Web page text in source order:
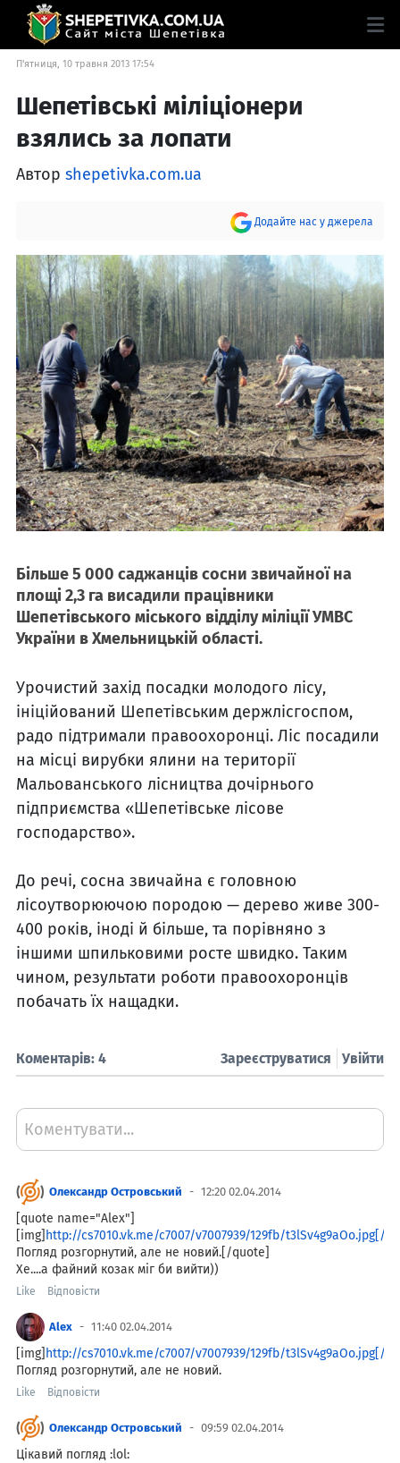
П'ятниця, 10 травня 2013 17:54
Шепетівські міліціонери
взялись за лопати
Автор shepetivka.com.ua
Додайте нас у джерела
Більше 5 000 саджанців сосни звичайної на
площі 2,3 га висадили працівники
Шепетівського міського відділу міліції УМВС
України в Хмельницькій області.
Урочистий захід посадки молодого лісу,
ініційований Шепетівським держлісгоспом,
радо підтримали правоохоронці. Ліс посадили
на місці вирубки ялини на території
Мальованського лісництва дочірнього
підприємства «Шепетівське лісове
господарство».
До речі, сосна звичайна є головною
лісоутворюючою породою — дерево живе 300-
400 років, іноді й більше, та порівняно з
іншими шпильковими росте швидко. Таким
чином, результати роботи правоохоронців
побачать їх нащадки.
Коментарів: 4 Увійти
Зареєструватися
Коментувати...
Олександр Островський 12:20 02.04.2014
[quote name="Alex"]
[img] http://cs7010.vk.me/c7007/v7007939/129fb/t3lSv4g9aOo.jpg[/
Погляд розгорнутий, але не новий.[/quote]
Хе....а файний козак міг би вийти))
Like Відповісти
Alex 11:40 02.04.2014
[img] http://cs7010.vk.me/c7007/v7007939/129fb/t3lSv4g9aOo.jpg[/
Погляд розгорнутий, але не новий.
Like Відповісти
Олександр Островський 09:59 02.04.2014
Цікавий погляд :lol: